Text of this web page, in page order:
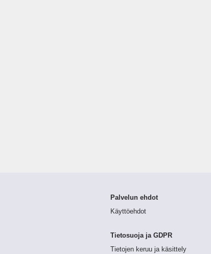
Palvelun ehdot
Käyttöehdot
Tietosuoja ja GDPR
Tietojen keruu ja käsittely